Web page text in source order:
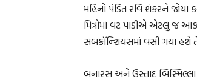
મહિનો પંડિત રવિ શંકરને
મિત્રોમાં વટ પાડીએ એટલું જ
સબકૉન્શિયસમાં વસી ગયા હશે
બનારસ અને ઉસ્તાદ બિસ્મિલ્લા